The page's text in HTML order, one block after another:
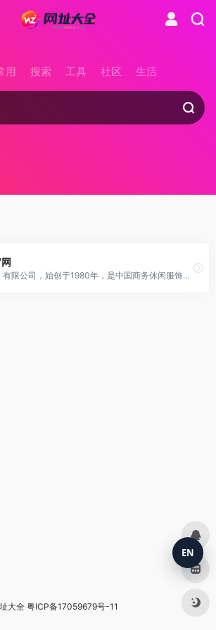
用 搜索 工具 社区 生活
劲霸（中国）有限公司，始创于1980年，是中国商务休闲服饰的开创性品牌，专注于男装茄克研发设计，并是唯一一个入选巴黎卢浮宫的中国男装品牌。
大全 粤ICP备17059679号-11
EN